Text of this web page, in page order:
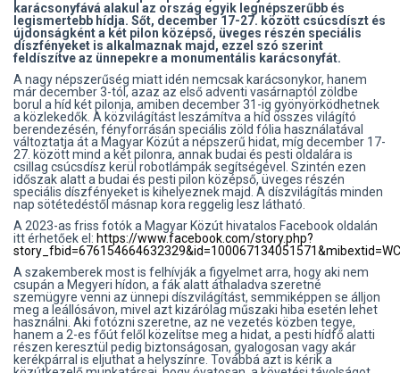
karácsonyfává alakul az ország egyik legnépszerűbb és
legismertebb hídja. Sőt, december 17-27. között csúcsdíszt és
újdonságként a két pilon középső, üveges részén speciális
díszfényeket is alkalmaznak majd, ezzel szó szerint
feldíszítve az ünnepekre a monumentális karácsonyfát.
A nagy népszerűség miatt idén nemcsak karácsonykor, hanem
már december 3-tól, azaz az első adventi vasárnaptól zöldbe
borul a híd két pilonja, amiben december 31-ig gyönyörködhetnek
a közlekedők. A közvilágítást leszámítva a híd összes világító
berendezésén, fényforrásán speciális zöld fólia használatával
változtatja át a Magyar Közút a népszerű hidat, míg december 17-
27. között mind a két pilonra, annak budai és pesti oldalára is
csillag csúcsdísz kerül robotlámpák segítségével. Szintén ezen
időszak alatt a budai és pesti pilon középső, üveges részén
speciális díszfényeket is kihelyeznek majd. A díszvilágítás minden
nap sötétedéstől másnap kora reggelig lesz látható.
A 2023-as friss fotók a Magyar Közút hivatalos Facebook oldalán
itt érhetőek el: https://www.facebook.com/story.php?
A szakemberek most is felhívják a figyelmet arra, hogy aki nem
csupán a Megyeri hídon, a fák alatt áthaladva szeretné
szemügyre venni az ünnepi díszvilágítást, semmiképpen se álljon
meg a leállósávon, mivel azt kizárólag műszaki hiba esetén lehet
használni. Aki fotózni szeretne, az ne vezetés közben tegye,
hanem a 2-es főút felől közelítse meg a hidat, a pesti hídfő alatti
részen keresztül pedig biztonságosan, gyalogosan vagy akár
kerékpárral is eljuthat a helyszínre. Továbbá azt is kérik a